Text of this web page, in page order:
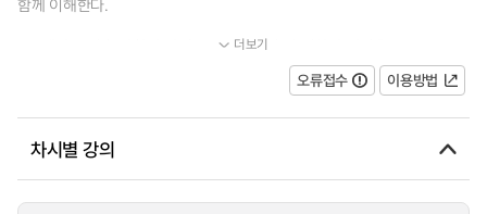
함께 이해한다.
- 르네상스 이후 과학의 발전으로 인한 예술의 변화와 기법을...
더보기
오류접수 이용방법
차시별 강의